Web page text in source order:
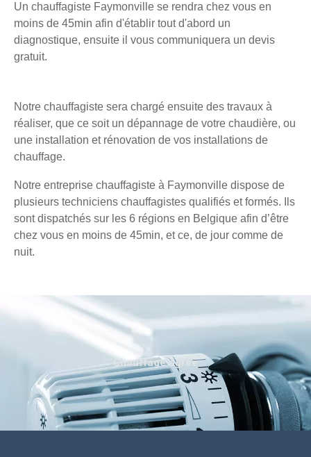
Un chauffagiste Faymonville se rendra chez vous en
moins de 45min afin d'établir tout d'abord un
diagnostique, ensuite il vous communiquera un devis
gratuit.
Notre chauffagiste sera chargé ensuite des travaux à
réaliser, que ce soit un dépannage de votre chaudière, ou
une installation et rénovation de vos installations de
chauffage.
Notre entreprise chauffagiste à Faymonville dispose de
plusieurs techniciens chauffagistes qualifiés et formés. Ils
sont dispatchés sur les 6 régions en Belgique afin d’être
chez vous en moins de 45min, et ce, de jour comme de
nuit.
Chauffage agréé